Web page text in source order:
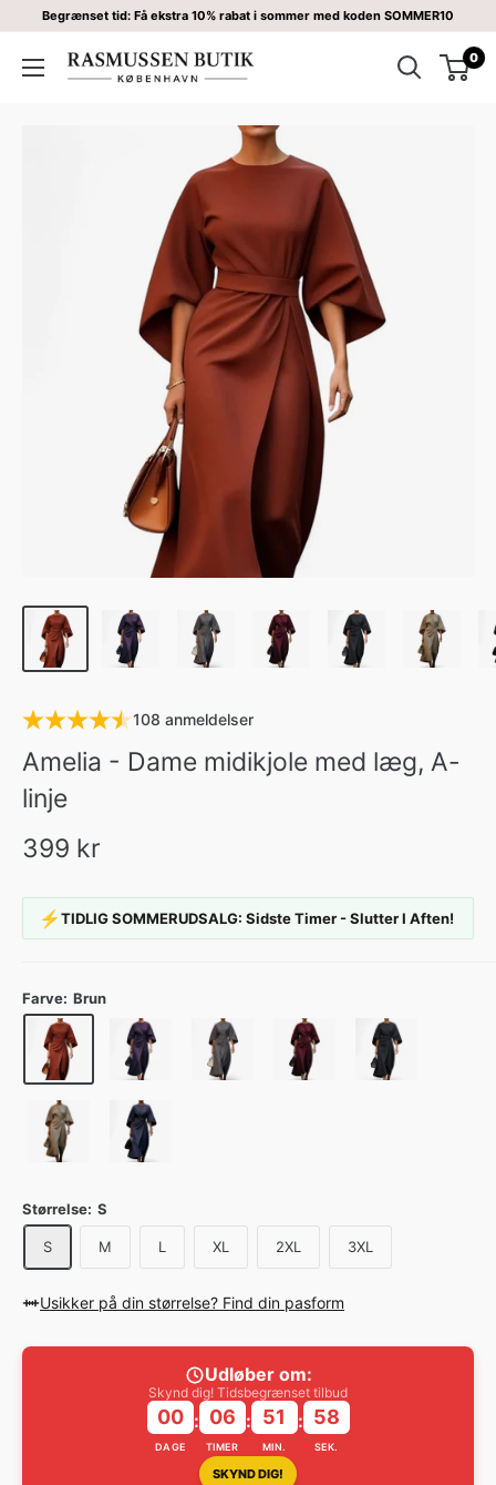
Begrænset tid: Få ekstra 10% rabat i sommer med koden SOMMER10
0
108 anmeldelser
Amelia - Dame midikjole med læg, A-
linje
399 kr
⚡TIDLIG SOMMERUDSALG: Sidste Timer - Slutter I Aften!
Farve: Brun
Størrelse: S
S M L XL 2XL 3XL
Usikker på din størrelse? Find din pasform
Udløber om:
Skynd dig! Tidsbegrænset tilbud
00
DAGE
: 06
TIMER
: 51
MIN.
: 57
SEK.
SKYND DIG!